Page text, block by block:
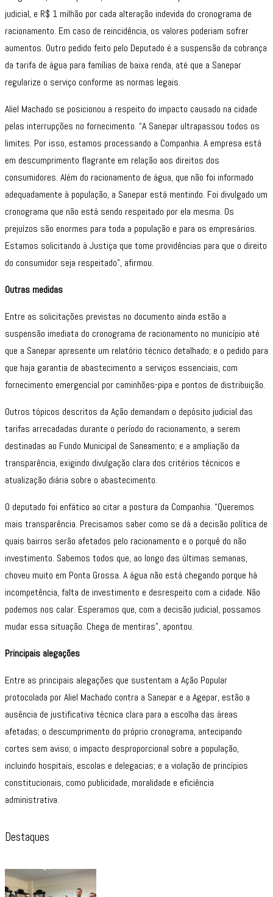
judicial, e R$ 1 milhão por cada alteração indevida do cronograma de
racionamento. Em caso de reincidência, os valores poderiam sofrer
aumentos. Outro pedido feito pelo Deputado é a suspensão da cobrança
da tarifa de água para famílias de baixa renda, até que a Sanepar
regularize o serviço conforme as normas legais.
Aliel Machado se posicionou a respeito do impacto causado na cidade
pelas interrupções no fornecimento. “A Sanepar ultrapassou todos os
limites. Por isso, estamos processando a Companhia. A empresa está
em descumprimento flagrante em relação aos direitos dos
consumidores. Além do racionamento de água, que não foi informado
adequadamente à população, a Sanepar está mentindo. Foi divulgado um
cronograma que não está sendo respeitado por ela mesma. Os
prejuízos são enormes para toda a população e para os empresários.
Estamos solicitando à Justiça que tome providências para que o direito
do consumidor seja respeitado”, afirmou.
Outras medidas
Entre as solicitações previstas no documento ainda estão a
suspensão imediata do cronograma de racionamento no município até
que a Sanepar apresente um relatório técnico detalhado; e o pedido para
que haja garantia de abastecimento a serviços essenciais, com
fornecimento emergencial por caminhões-pipa e pontos de distribuição.
Outros tópicos descritos da Ação demandam o depósito judicial das
tarifas arrecadadas durante o período do racionamento, a serem
destinadas ao Fundo Municipal de Saneamento; e a ampliação da
transparência, exigindo divulgação clara dos critérios técnicos e
atualização diária sobre o abastecimento.
O deputado foi enfático ao citar a postura da Companhia. “Queremos
mais transparência. Precisamos saber como se dá a decisão política de
quais bairros serão afetados pelo racionamento e o porquê do não
investimento. Sabemos todos que, ao longo das últimas semanas,
choveu muito em Ponta Grossa. A água não está chegando porque há
incompetência, falta de investimento e desrespeito com a cidade. Não
podemos nos calar. Esperamos que, com a decisão judicial, possamos
mudar essa situação. Chega de mentiras”, apontou.
Principais alegações
Entre as principais alegações que sustentam a Ação Popular
protocolada por Aliel Machado contra a Sanepar e a Agepar, estão a
ausência de justificativa técnica clara para a escolha das áreas
afetadas; o descumprimento do próprio cronograma, antecipando
cortes sem aviso; o impacto desproporcional sobre a população,
incluindo hospitais, escolas e delegacias; e a violação de princípios
constitucionais, como publicidade, moralidade e eficiência
administrativa.
Destaques